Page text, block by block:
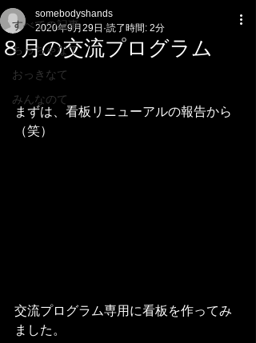
すべての記事
ちっちゃなて
おっきなて
みんなのて
８月の交流プログラム
somebodyshands
2020年9月29日 読了時間: 2分
まずは、看板リニューアルの報告から
（笑）
交流プログラム専用に看板を作ってみ
ました。